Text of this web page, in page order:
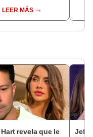
"Lo hago de
LEER MÁS
revela que le